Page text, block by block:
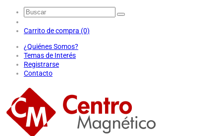
Carrito de compra (0)
¿Quiénes Somos?
Temas de Interés
Registrarse
Contacto